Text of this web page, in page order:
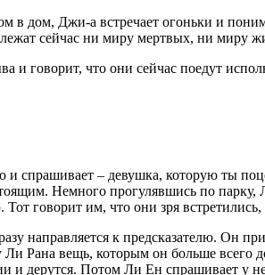
в дом, Джи-а встречает огоньки и
сейчас ни миру мертвых, ни миру
и говорит, что они сейчас поедут
спрашивает – девушка, которую ты
Немного прогулявшись по
говорит им, что они зря
направляется к предсказателю. Он
Ли Рана вещь, которым он больше
и дерутся. Потом Ли Ен спрашивает у